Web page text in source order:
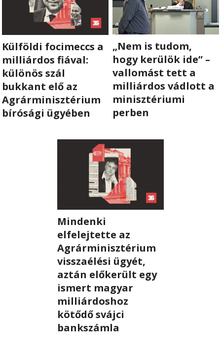
MŰKÖDÉS
TÁMOGATÁS
1%
WEBSHOP

TÁMOGATÓI
KÖRHÖZ!
Külföldi focimeccs a
milliárdos fiával:
különös szál
bukkant elő az
Agrárminisztérium
bírósági ügyében
„Nem is tudom,
hogy kerülök ide” –
vallomást tett a
milliárdos vádlott a
minisztériumi
perben
Mindenki
elfelejtette az
Agrárminisztérium
visszaélési ügyét,
aztán előkerült egy
ismert magyar
milliárdoshoz
kötődő svájci
bankszámla